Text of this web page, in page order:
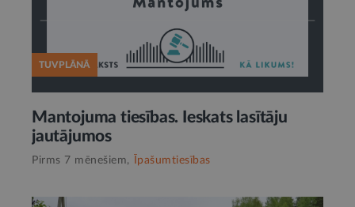
TUVPLĀNĀ
Mantojuma tiesības. Ieskats lasītāju
jautājumos
Pirms 7 mēnešiem, Īpašumtiesības